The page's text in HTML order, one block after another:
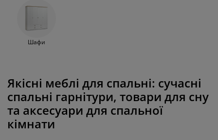
Шафи
Якісні меблі для спальні: сучасні
спальні гарнітури, товари для сну
та аксесуари для спальної
кімнати